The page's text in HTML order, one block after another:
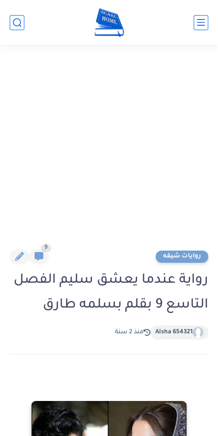
روايات شيقه
9
رواية عندما يعشق سليم الفصل
التاسع 9 بقلم بسلمه طارق
Aisha 654321 منذ 2 سنة